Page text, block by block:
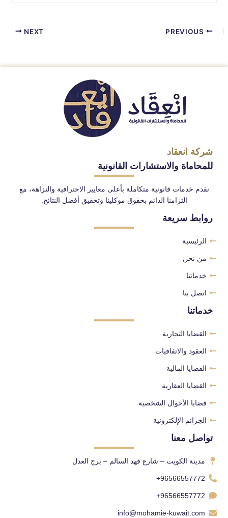
NEXT
شركة انعقاد
للمحاماة والاستشارات القانونية
نقدم خدمات قانونية متكاملة بأعلى معايير الاحترافية والنزاهة، مع
التزامنا الدائم بحقوق موكلينا وتحقيق أفضل النتائج.
روابط سريعة
الرئيسية
من نحن
خدماتنا
اتصل بنا
خدماتنا
القضايا التجارية
العقود والاتفاقيات
القضايا المالية
القضايا العقارية
قضايا الأحوال الشخصية
الجرائم الإلكترونية
تواصل معنا
مدينة الكويت – شارع فهد السالم – برج العدل
96566557772+
96566557772+
info@mohamie-kuwait.com